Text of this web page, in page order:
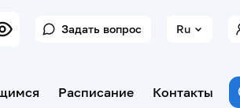
Задать вопрос Ru
Расписание Контакты